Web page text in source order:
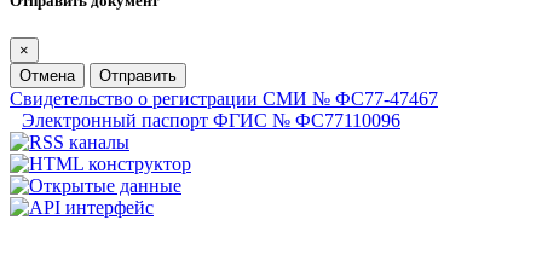
×
Отмена
Отправить
Свидетельство о регистрации СМИ № ФС77-47467
Электронный паспорт ФГИС № ФС77110096